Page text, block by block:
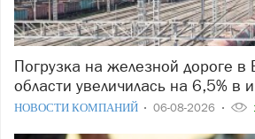
Погрузка на железной дороге в Вологодской
области увеличилась на 6,5% в
НОВОСТИ КОМПАНИЙ 06-08-2026